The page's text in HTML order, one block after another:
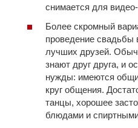
снимается для
Более скромный
проведение свадьбы
лучших друзей.
знают друг друга, и
нужды: имеются
круг общения.
танцы, хорошее
блюдами и